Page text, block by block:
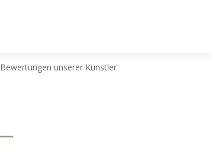
Bewertungen unserer Künstler